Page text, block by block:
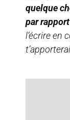
quelque
par
l’écrire en